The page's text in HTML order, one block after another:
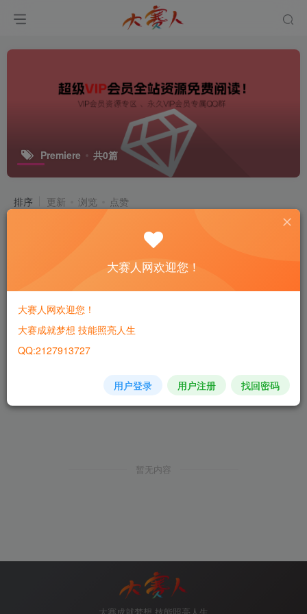
Premiere 共0篇
排序 更新 浏览 点赞
暂无内容
大赛人网欢迎您！
大赛人网欢迎您！
大赛成就梦想 技能照亮人生
QQ:2127913727
用户登录 用户注册 找回密码